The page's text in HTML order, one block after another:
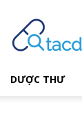
DƯỢC THƯ